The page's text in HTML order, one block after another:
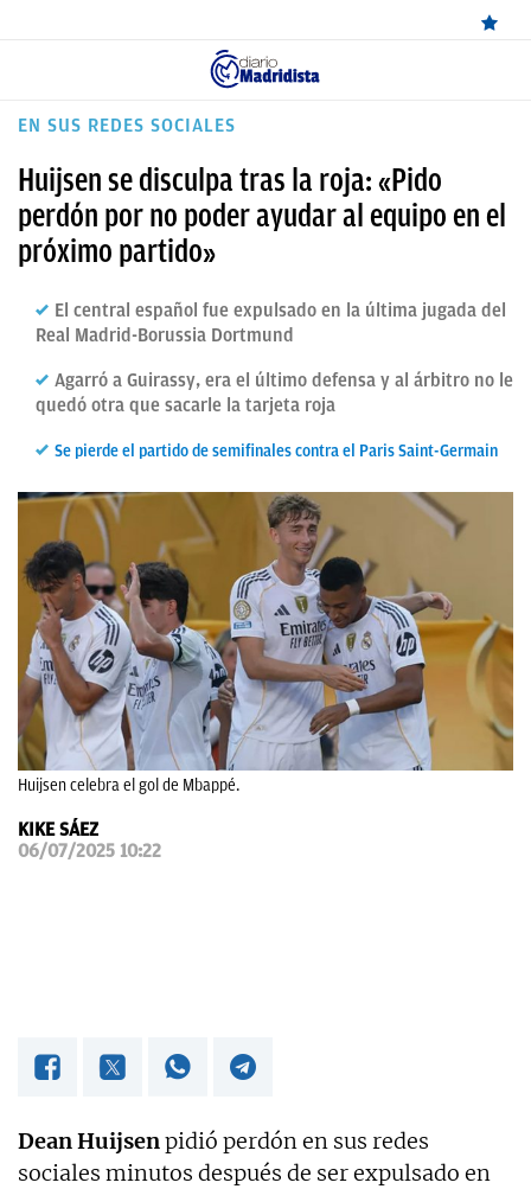
ÚLTIMAS
REAL
MADRID
CANTERA
FICHAJES
PAPARAZZI
OKDIARIO
EN SUS REDES SOCIALES
Huijsen se disculpa tras la roja: «Pido
perdón por no poder ayudar al equipo en el
próximo partido»
El central español fue expulsado en la última jugada del
Real Madrid-Borussia Dortmund
Agarró a Guirassy, era el último defensa y al árbitro no le
quedó otra que sacarle la tarjeta roja
Se pierde el partido de semifinales contra el Paris Saint-Germain
Huijsen celebra el gol de Mbappé.
KIKE SÁEZ
06/07/2025 10:22
Dean Huijsenpidió perdón en sus redes
sociales minutos después de ser expulsado en